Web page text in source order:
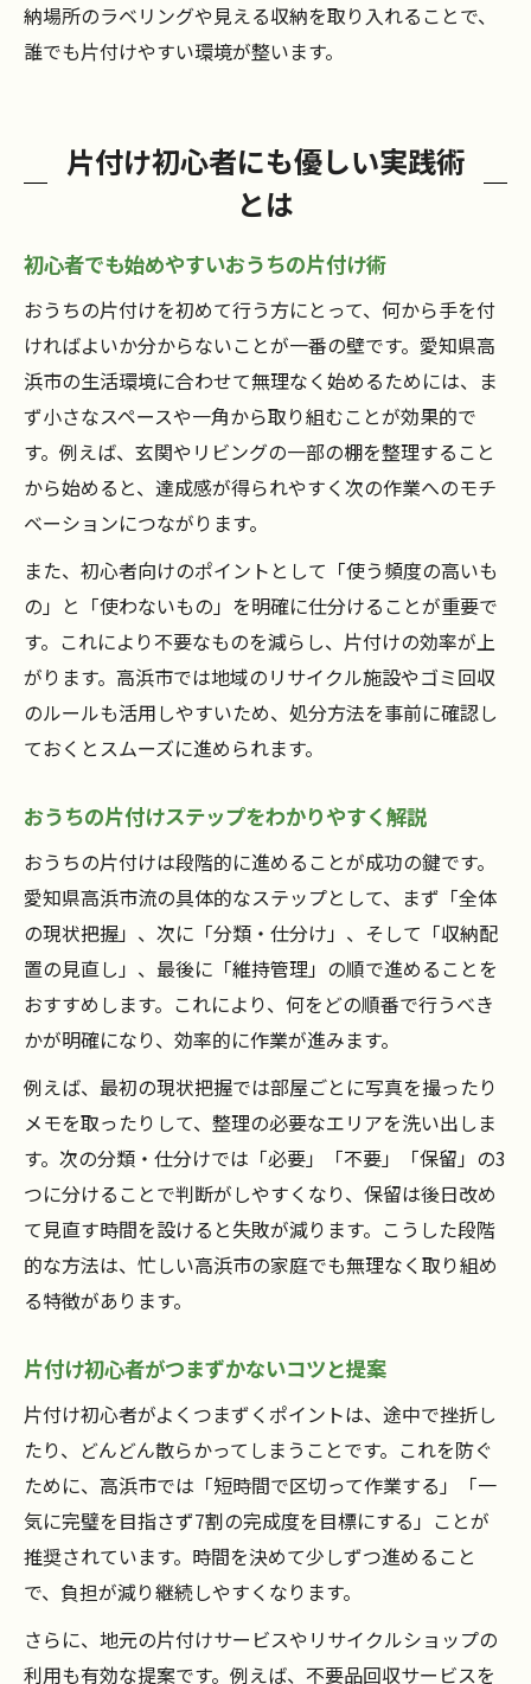
納場所のラベリングや見える収納を取り入れることで、
誰でも片付けやすい環境が整います。
片付け初心者にも優しい実践術
とは
初心者でも始めやすいおうちの片付け術
おうちの片付けを初めて行う方にとって、何から手を付
ければよいか分からないことが一番の壁です。愛知県高
浜市の生活環境に合わせて無理なく始めるためには、ま
ず小さなスペースや一角から取り組むことが効果的で
す。例えば、玄関やリビングの一部の棚を整理すること
から始めると、達成感が得られやすく次の作業へのモチ
ベーションにつながります。
また、初心者向けのポイントとして「使う頻度の高いも
の」と「使わないもの」を明確に仕分けることが重要で
す。これにより不要なものを減らし、片付けの効率が上
がります。高浜市では地域のリサイクル施設やゴミ回収
のルールも活用しやすいため、処分方法を事前に確認し
ておくとスムーズに進められます。
おうちの片付けステップをわかりやすく解説
おうちの片付けは段階的に進めることが成功の鍵です。
愛知県高浜市流の具体的なステップとして、まず「全体
の現状把握」、次に「分類・仕分け」、そして「収納配
置の見直し」、最後に「維持管理」の順で進めることを
おすすめします。これにより、何をどの順番で行うべき
かが明確になり、効率的に作業が進みます。
例えば、最初の現状把握では部屋ごとに写真を撮ったり
メモを取ったりして、整理の必要なエリアを洗い出しま
す。次の分類・仕分けでは「必要」「不要」「保留」の3
つに分けることで判断がしやすくなり、保留は後日改め
て見直す時間を設けると失敗が減ります。こうした段階
的な方法は、忙しい高浜市の家庭でも無理なく取り組め
る特徴があります。
片付け初心者がつまずかないコツと提案
片付け初心者がよくつまずくポイントは、途中で挫折し
たり、どんどん散らかってしまうことです。これを防ぐ
ために、高浜市では「短時間で区切って作業する」「一
気に完璧を目指さず7割の完成度を目標にする」ことが
推奨されています。時間を決めて少しずつ進めること
で、負担が減り継続しやすくなります。
さらに、地元の片付けサービスやリサイクルショップの
利用も有効な提案です。例えば、不要品回収サービスを